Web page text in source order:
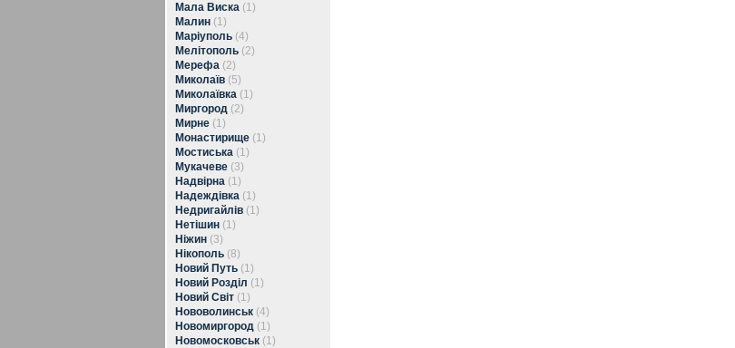
Мала Виска (1)
Малин (1)
Маріуполь (4)
Мелітополь (2)
Мерефа (2)
Миколаїв (5)
Миколаївка (1)
Миргород (2)
Мирне (1)
Монастирище (1)
Мостиська (1)
Мукачеве (3)
Надвірна (1)
Надеждівка (1)
Недригайлів (1)
Нетішин (1)
Ніжин (3)
Нікополь (8)
Новий Путь (1)
Новий Розділ (1)
Новий Світ (1)
Нововолинськ (4)
Новомиргород (1)
Новомосковськ (1)